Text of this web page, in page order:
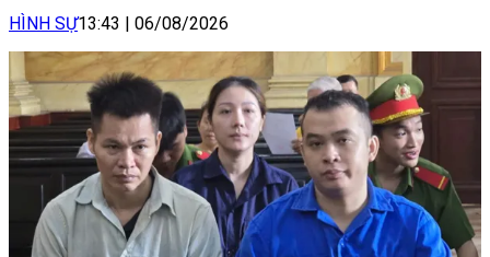
HÌNH SỰ13:43 | 06/08/2026